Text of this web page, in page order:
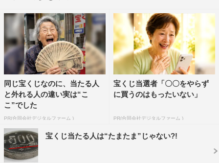
同じ宝くじなのに、当たる人
と外れる人の違い実は“こ
こ”でした
PR(合同会社デジタルファーム )
宝くじ当選者「〇〇をやらず
に買うのはもったいない」
PR(合同会社デジタルファーム )
宝くじ当たる人は“たまたま”じゃない?!